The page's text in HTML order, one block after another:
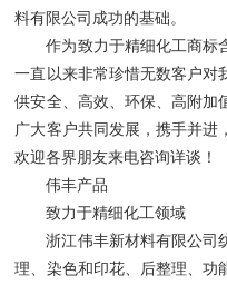
料有限公司成功的基础。
作为致力于精细化工商标
一直以来非常珍惜无数客户对
供安全、高效、环保、高附加
广大客户共同发展，携手并进
欢迎各界朋友来电咨询详谈！
伟丰产品
致力于精细化工领域
浙江伟丰新材料有限公司
理、染色和印花、后整理、功